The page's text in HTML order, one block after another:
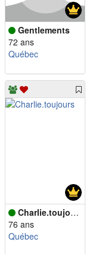
Gentlements
72 ans
Québec
Charlie.toujours
76 ans
Québec